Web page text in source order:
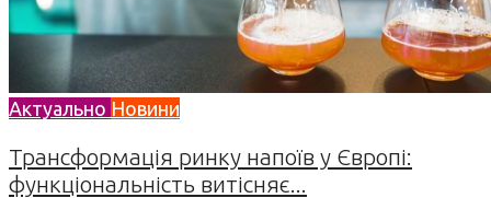
Актуально Новини
Трансформація ринку напоїв у Європі:
функціональність витісняє...